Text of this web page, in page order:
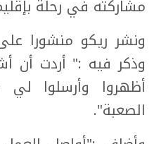
مشاركته في رحلة
ونشر ريكو منشورا
وذكر فيه :" أردت
أظهروا وأرسلوا
الصعبة".